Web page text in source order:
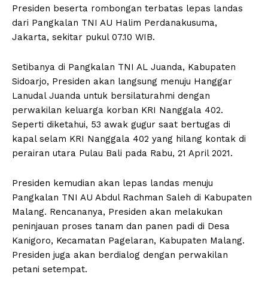
Presiden beserta rombongan terbatas lepas landas
dari Pangkalan TNI AU Halim Perdanakusuma,
Jakarta, sekitar pukul 07.10 WIB.
Setibanya di Pangkalan TNI AL Juanda, Kabupaten
Sidoarjo, Presiden akan langsung menuju Hanggar
Lanudal Juanda untuk bersilaturahmi dengan
perwakilan keluarga korban KRI Nanggala 402.
Seperti diketahui, 53 awak gugur saat bertugas di
kapal selam KRI Nanggala 402 yang hilang kontak di
perairan utara Pulau Bali pada Rabu, 21 April 2021.
Presiden kemudian akan lepas landas menuju
Pangkalan TNI AU Abdul Rachman Saleh di Kabupaten
Malang. Rencananya, Presiden akan melakukan
peninjauan proses tanam dan panen padi di Desa
Kanigoro, Kecamatan Pagelaran, Kabupaten Malang.
Presiden juga akan berdialog dengan perwakilan
petani setempat.